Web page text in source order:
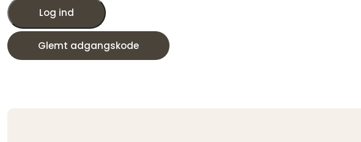
Log ind
Glemt adgangskode